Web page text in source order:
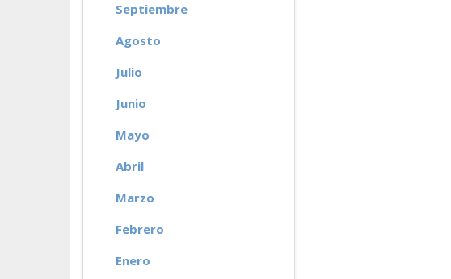
Septiembre
Agosto
Julio
Junio
Mayo
Abril
Marzo
Febrero
Enero